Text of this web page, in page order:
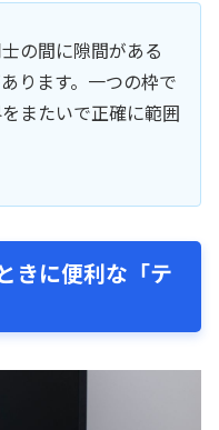
の間に隙間がある
ります。一つの枠で
またいで正確に範囲
きに便利な「テ